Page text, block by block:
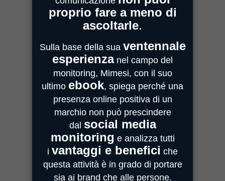
MIMESI MILANO
Centro Direzionale Milanofiori
Strada 4, Palazzo A - Scala 2
MIMESI PARMA
Sede Operativa
Strada Quarta, 6/1D
43100 Parma
MIMESI FORLÌ
Sede divisione Audio Video
Via Guido Bonali, 14
47121 Forlì